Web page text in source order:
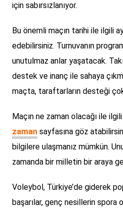
için sabırsızlanıyor.
Bu önemli maçın tarihi ile ilgili
edebilirsiniz. Turnuvanın
unutulmaz anlar yaşatacak.
destek ve inanç ile sahaya
maçta, taraftarların desteği
Maçın ne zaman olacağı ile
zaman sayfasına göz
bilgilere ulaşmanız mümkün.
zamanda bir milletin bir araya
Voleybol, Türkiye’de giderek
başarılar, genç nesillerin spora